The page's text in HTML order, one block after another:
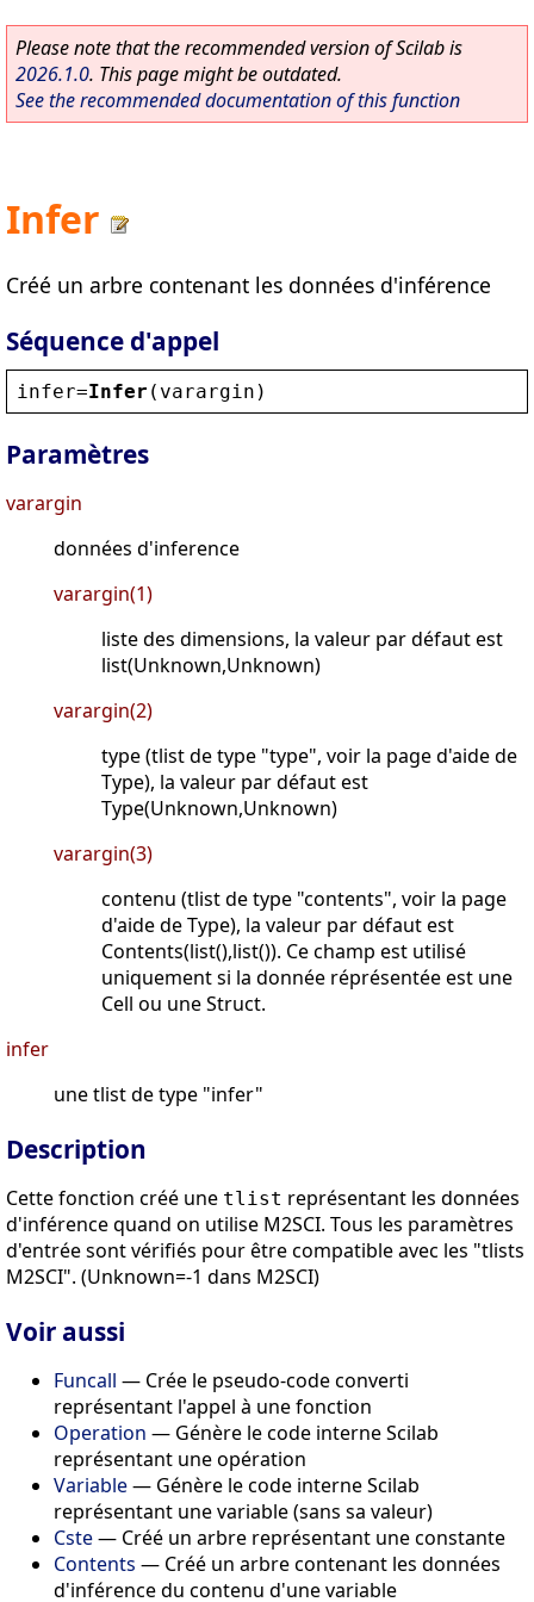
Please note that the recommended version of Scilab is
2026.1.0. This page might be outdated.
See the recommended documentation of this function
Infer
Créé un arbre contenant les données d'inférence
Séquence d'appel
infer=Infer ( varargin )
Paramètres
varargin
données d'inference
varargin(1)
liste des dimensions, la valeur par défaut est
list(Unknown,Unknown)
varargin(2)
type (tlist de type "type", voir la page d'aide de
Type), la valeur par défaut est
Type(Unknown,Unknown)
varargin(3)
contenu (tlist de type "contents", voir la page
d'aide de Type), la valeur par défaut est
Contents(list(),list()). Ce champ est utilisé
uniquement si la donnée réprésentée est une
Cell ou une Struct.
infer
une tlist de type "infer"
Description
Cette fonction créé une tlist représentant les données
d'inférence quand on utilise M2SCI. Tous les paramètres
d'entrée sont vérifiés pour être compatible avec les "tlists
M2SCI". (Unknown=-1 dans M2SCI)
Voir aussi
Funcall — Crée le pseudo-code converti
représentant l'appel à une fonction
Operation — Génère le code interne Scilab
représentant une opération
Variable— Génère le code interne Scilab
représentant une variable (sans sa valeur)
Cste— Créé un arbre représentant une constante
Contents — Créé un arbre contenant les données
d'inférence du contenu d'une variable